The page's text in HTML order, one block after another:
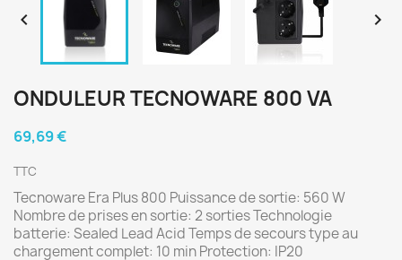
 
ONDULEUR TECNOWARE 800 VA
69,69 €
TTC
Tecnoware Era Plus 800 Puissance de sortie: 560 W
Nombre de prises en sortie: 2 sorties Technologie
batterie: Sealed Lead Acid Temps de secours type au
chargement complet: 10 min Protection: IP20